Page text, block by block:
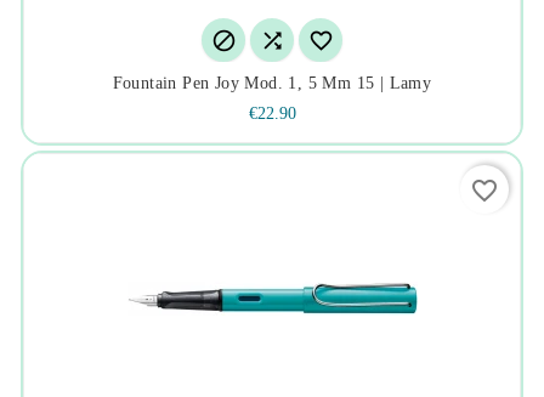
  
Fountain Pen Joy Mod. 1, 5 Mm 15 | Lamy
€22.90
favorite_border